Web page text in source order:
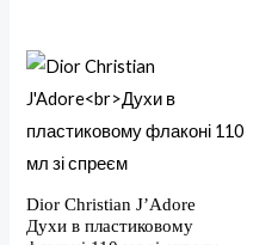
Dior Christian J’Adore
Духи в пластиковому